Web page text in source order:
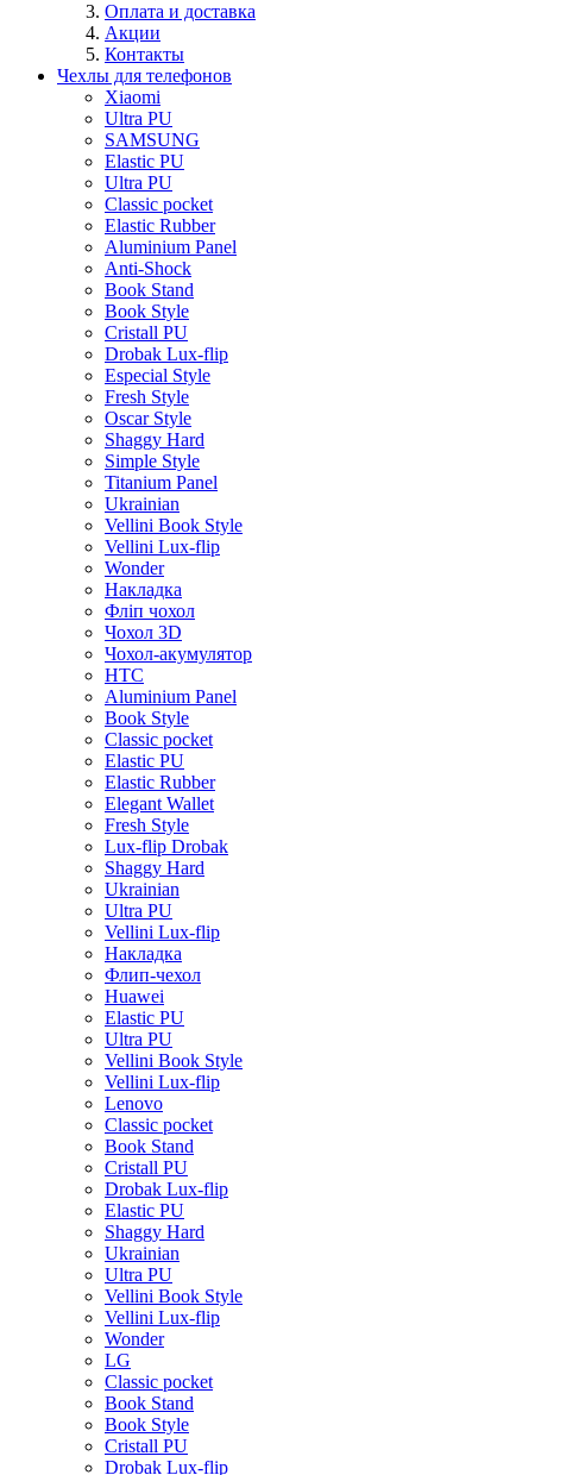
Оплата и доставка
Акции
Контакты
Чехлы для телефонов
Xiaomi
Ultra PU
SAMSUNG
Elastic PU
Ultra PU
Classic pocket
Elastic Rubber
Aluminium Panel
Anti-Shock
Book Stand
Book Style
Cristall PU
Drobak Lux-flip
Especial Style
Fresh Style
Oscar Style
Shaggy Hard
Simple Style
Titanium Panel
Ukrainian
Vellini Book Style
Vellini Lux-flip
Wonder
Накладка
Фліп чохол
Чохол 3D
Чохол-акумулятор
HTC
Aluminium Panel
Book Style
Classic pocket
Elastic PU
Elastic Rubber
Elegant Wallet
Fresh Style
Lux-flip Drobak
Shaggy Hard
Ukrainian
Ultra PU
Vellini Lux-flip
Накладка
Флип-чехол
Huawei
Elastic PU
Ultra PU
Vellini Book Style
Vellini Lux-flip
Lenovo
Classic pocket
Book Stand
Cristall PU
Drobak Lux-flip
Elastic PU
Shaggy Hard
Ukrainian
Ultra PU
Vellini Book Style
Vellini Lux-flip
Wonder
LG
Classic pocket
Book Stand
Book Style
Cristall PU
Drobak Lux-flip